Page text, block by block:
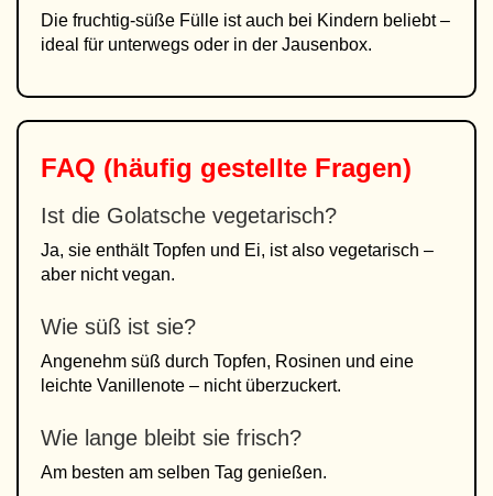
Die fruchtig-süße Fülle ist auch bei Kindern beliebt –
ideal für unterwegs oder in der Jausenbox.
FAQ (häufig gestellte Fragen)
Ist die Golatsche vegetarisch?
Ja, sie enthält Topfen und Ei, ist also vegetarisch –
aber nicht vegan.
Wie süß ist sie?
Angenehm süß durch Topfen, Rosinen und eine
leichte Vanillenote – nicht überzuckert.
Wie lange bleibt sie frisch?
Am besten am selben Tag genießen.